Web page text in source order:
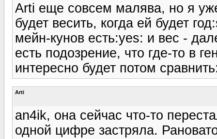
Arti еще совсем малява, но я
будет весить, когда ей будет
мейн-кунов есть:yes: и вес -
есть подозрение, что где-то в
интересно будет потом
Arti
an4ik, она сейчас что-то
одной цифре застряла.